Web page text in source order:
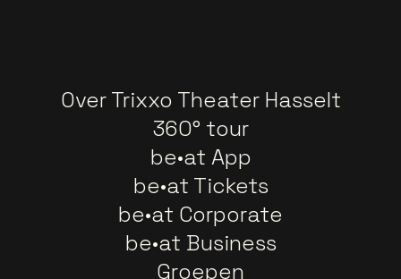
Over Trixxo Theater Hasselt
360° tour
be•at App
be•at Tickets
be•at Corporate
be•at Business
Groepen